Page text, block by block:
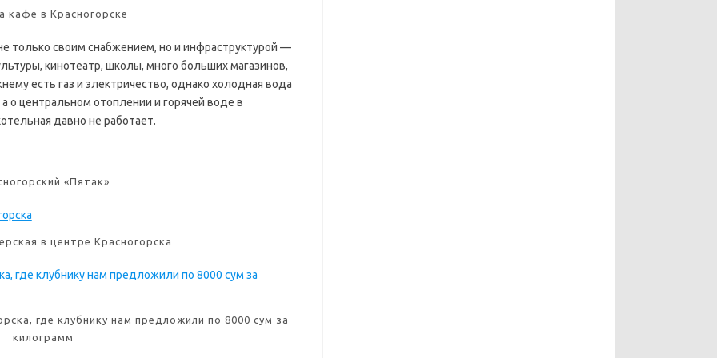
кафе в Красногорске
только своим снабжением, но и инфраструктурой —
кинотеатр, школы, много больших магазинов,
есть газ и электричество, однако холодная вода
о центральном отоплении и горячей воде в
давно не работает.
«Пятак»
в центре Красногорска
где клубнику нам предложили по 8000 сум за
килограмм